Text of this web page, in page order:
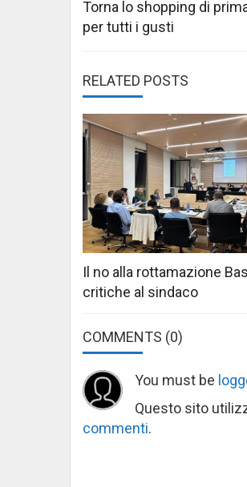
navigation
Torna lo shopping di
per tutti i gusti
RELATED POSTS
Il no alla rottamazione
critiche al sindaco
COMMENTS (0)
You must be
Questo sito
commenti.